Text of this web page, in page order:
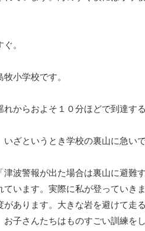
。
小学校です。
れからおよそ１０分ほどで到達す
いざというとき学校の裏山に急い
津波警報が出た場合は裏山に避難
ています。実際に私が登っていき
があります。大きな岩を避けて走
お子さんたちはものすごい訓練を